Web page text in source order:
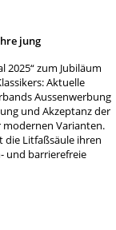
jung
2025“ zum Jubiläum
Aktuelle
Aussenwerbung
und Akzeptanz der
Varianten.
die Litfaßsäule ihren
und barrierefreie